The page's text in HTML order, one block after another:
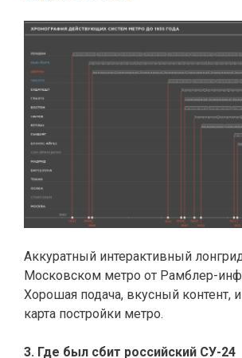
Аккуратный интерактивный
Московском метро от Рамблер-
Хорошая подача, вкусный контент,
карта постройки метро.
3. Где был сбит российский СУ-24